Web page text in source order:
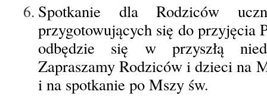
Spotkanie dla Rodziców
przygotowujących się do przyjęcia
odbędzie się w przyszłą
Zapraszamy Rodziców i dzieci na
i na spotkanie po Mszy św.